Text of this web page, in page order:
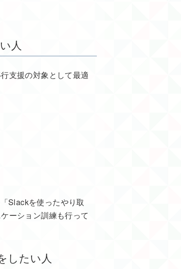
人
支援の対象として最適
Slackを使ったやり取
ーション訓練も行って
したい人